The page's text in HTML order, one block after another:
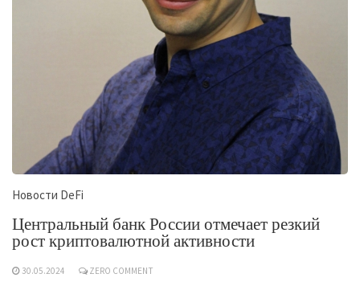
Новости DeFi
Центральный банк России отмечает резкий
рост криптовалютной активности
30.05.2024 ZERO COMMENT